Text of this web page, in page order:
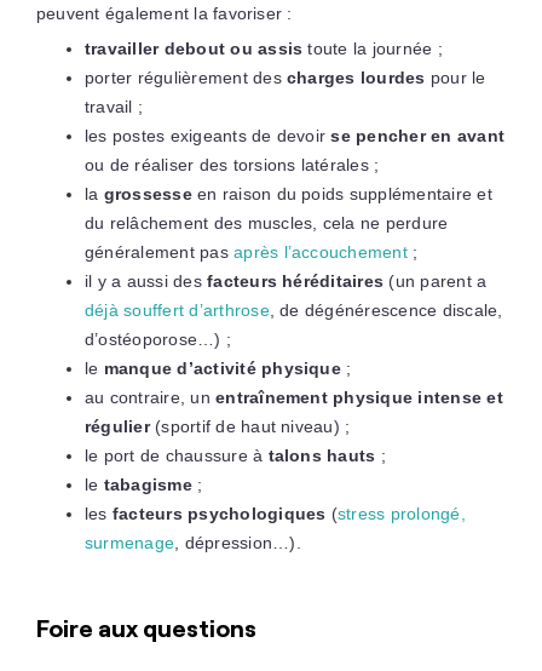
peuvent également la favoriser :
travailler debout ou assis toute la journée ;
porter régulièrement des charges lourdes pour le
travail ;
les postes exigeants de devoirse pencher en avant
ou de réaliser des torsions latérales ;
la grossesseen raison du poids supplémentaire et
du relâchement des muscles, cela ne perdure
généralement pasaprès l’accouchement;
il y a aussi desfacteurs héréditaires (un parent a
déjà souffert d’arthrose, de dégénérescence discale,
d’ostéoporose…) ;
le manque d’activité physique;
au contraire, unentraînement physique intense et
régulier(sportif de haut niveau) ;
le port de chaussure à talons hauts ;
le tabagisme;
les facteurs psychologiques (stress prolongé,
surmenage, dépression…).
Foire aux questions